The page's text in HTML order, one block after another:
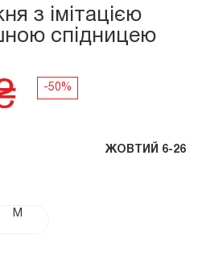
з імітацією
спідницею
ЖОВТИЙ 6-26
M